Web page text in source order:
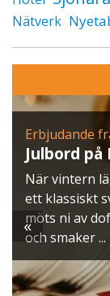
Nätverk
Erbjudande
Julbord på
När vintern
ett klassiskt
möts ni av
och smaker ...
«